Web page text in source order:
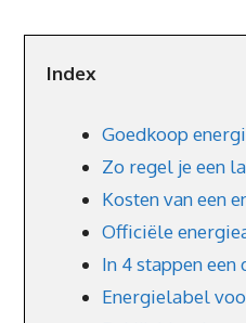
Index
Goedkoop
Zo regel je een
Kosten van een
Officiële
In 4 stappen
Energielabel